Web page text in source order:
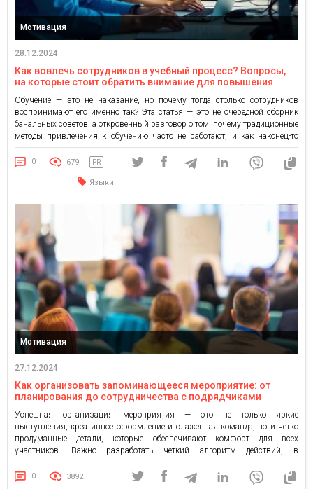
Мотивация
28.12.2024
Как вовлечь сотрудников в учебный процесс? Вопросы,
на которые стоит обратить внимание для повышения
Обучение — это не наказание, но почему тогда столько сотрудников
воспринимают его именно так? Эта статья — это не очередной сборник
банальных советов, а откровенный разговор о том, почему традиционные
методы привлечения к обучению часто не работают, и как наконец-то
сдвинуть дело с мертвой точки. Давайте разберемся дальше. Обучение
ради галочки: кому это нужно? Большинство […]
0 679 PR
Языки
Мотивация
27.12.2024
Как организовать запоминающееся мероприятие: от
планирования до сотрудничества с подрядчиками
Успешная организация мероприятия — это не только яркие
выступления, креативное оформление и слаженная команда, но и четко
продуманные детали, которые обеспечивают комфорт для всех
участников. Важно разработать четкий алгоритм действий, в
формировании которого нам помогут широко известные функции
управления: Планирование, организация, мотивация и контроль. Да,
именно с планирования следует начинать подготовку. Как это делаю я?
0 3892